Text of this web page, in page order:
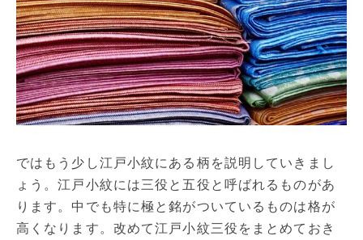
ではもう少し江戸小紋にある柄を説明していきまし
ょう。江戸小紋には三役と五役と呼ばれるものがあ
ります。中でも特に極と銘がついているものは格が
高くなります。改めて江戸小紋三役をまとめておき